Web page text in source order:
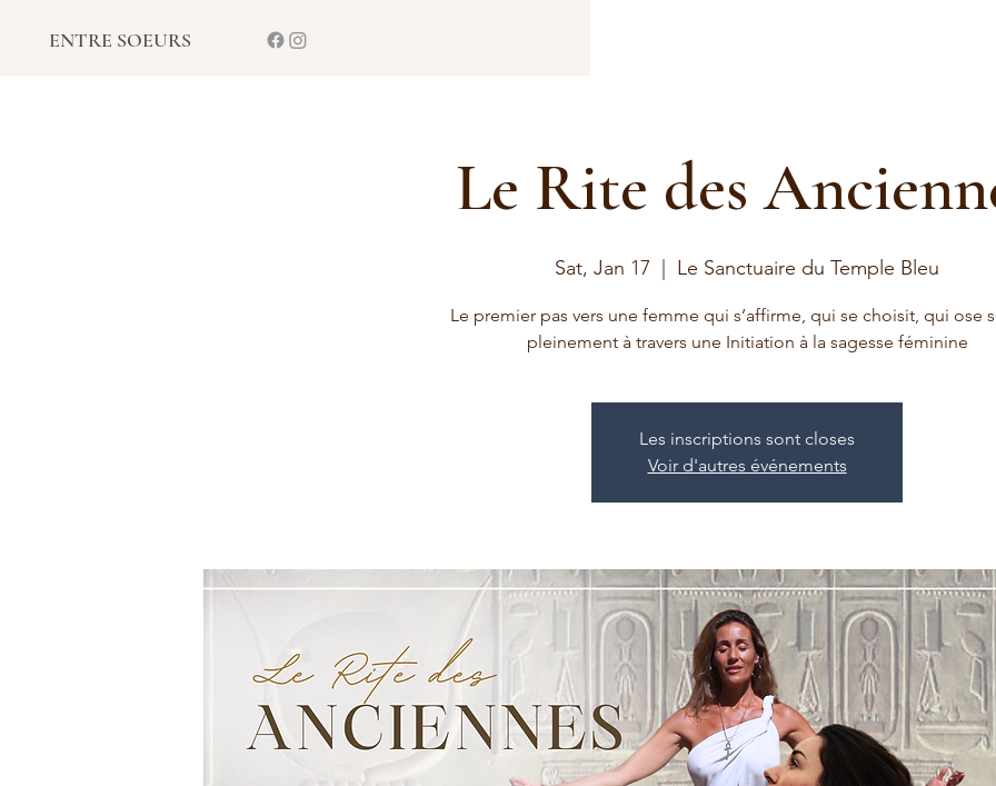
ENTRE SOEURS
Le Rite des
Sat, Jan 17 Le Sanctuaire du Temple Bleu
Le premier pas vers une femme qui s’affirme, qui se choisit, qui ose
Les inscriptions sont closes
Voir d'autres événements